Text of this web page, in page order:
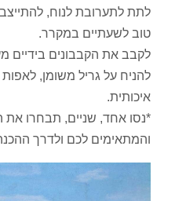
לתת לתערובת לנוח,
טוב לשעתיים במקרר.
לקבב את הקבבונים בידיים
להניח על גריל משומן,
איכותית.
*נסו אחד, שניים, תבחרו את
והמתאימים לכם ולדרך